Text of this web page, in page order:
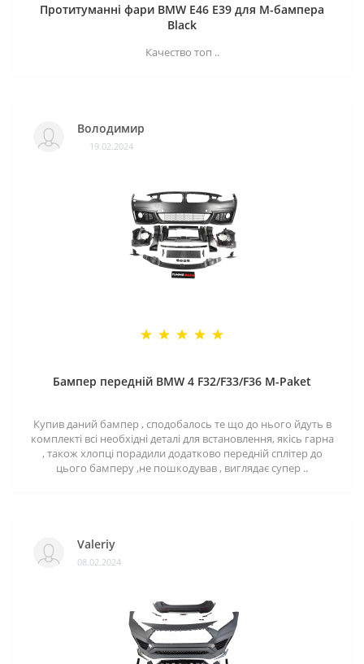
Протитуманні фари BMW E46 E39 для M-бампера
Black
Качество топ ..
Володимир
19.02.2024
Бампер передній BMW 4 F32/F33/F36 M-Paket
Купив даний бампер , сподобалось те що до нього йдуть в
комплекті всі необхідні деталі для встановлення, якісь гарна
, також хлопці порадили додатково передній сплітер до
цього бамперу ,не пошкодував , виглядає супер ..
Valeriy
08.02.2024